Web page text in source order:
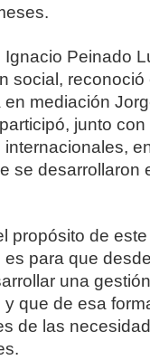
Ignacio Peinado
social, reconoció
mediación
junto con
internacionales,
se desarrollaron
propósito de
es para que
una
que de esa
de las